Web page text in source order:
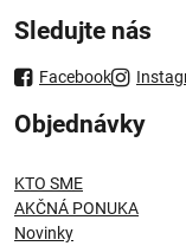
Sledujte nás
Facebook
Objednávky
KTO SME
AKČNÁ PONUKA
Novinky